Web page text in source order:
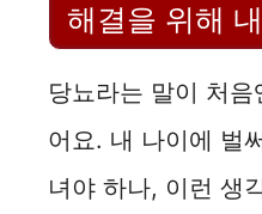
해결을 위해
당뇨라는 말이 처
어요. 내 나이에 벌
녀야 하나, 이런 생